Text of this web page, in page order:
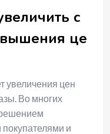
с
це
увеличения цен
Во многих
и